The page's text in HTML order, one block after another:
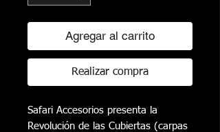
Agregar al carrito
Realizar compra
Safari Accesorios presenta la
Revolución de las Cubiertas (carpas